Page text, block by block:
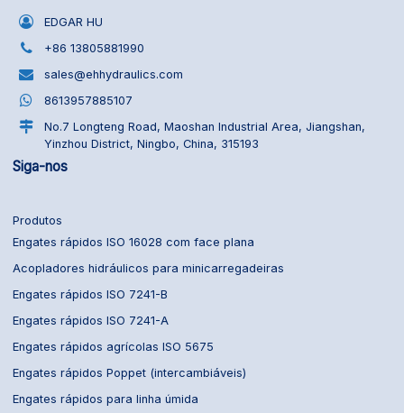
EDGAR HU
+86 13805881990
sales@ehhydraulics.com
8613957885107
No.7 Longteng Road, Maoshan Industrial Area, Jiangshan,
Yinzhou District, Ningbo, China, 315193
Siga-nos
Produtos
Engates rápidos ISO 16028 com face plana
Acopladores hidráulicos para minicarregadeiras
Engates rápidos ISO 7241-B
Engates rápidos ISO 7241-A
Engates rápidos agrícolas ISO 5675
Engates rápidos Poppet (intercambiáveis)
Engates rápidos para linha úmida